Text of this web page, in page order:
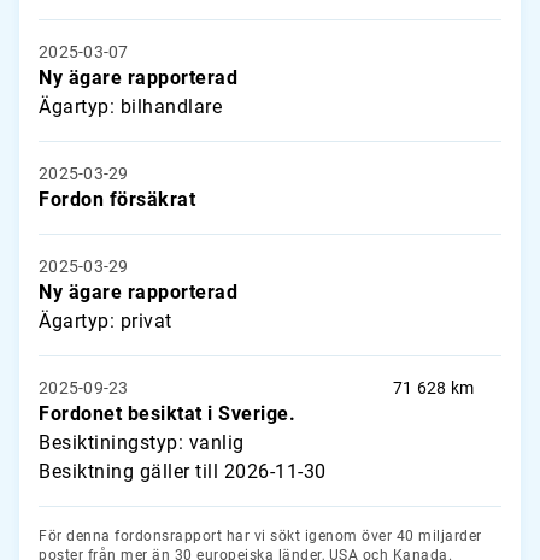
2025-03-07
Ny ägare rapporterad
Ägartyp: bilhandlare
2025-03-29
Fordon försäkrat
2025-03-29
Ny ägare rapporterad
Ägartyp: privat
2025-09-23
Fordonet besiktat i Sverige.
Besiktiningstyp: vanlig
Besiktning gäller till 2026-11-30
71 628 km
För denna fordonsrapport har vi sökt igenom över 40 miljarder
poster från mer än 30 europeiska länder, USA och Kanada.